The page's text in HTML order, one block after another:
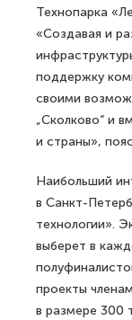
Технопарка
«Создавая и
поддержку
своими
„Сколково“ и
и страны»,
Наибольший
в Санкт-
технологии».
выберет в
проекты
в размере 300